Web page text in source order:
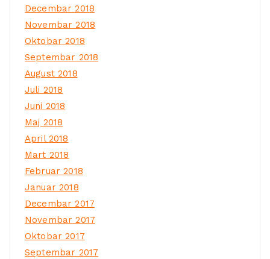
Decembar 2018
Novembar 2018
Oktobar 2018
Septembar 2018
August 2018
Juli 2018
Juni 2018
Maj 2018
April 2018
Mart 2018
Februar 2018
Januar 2018
Decembar 2017
Novembar 2017
Oktobar 2017
Septembar 2017